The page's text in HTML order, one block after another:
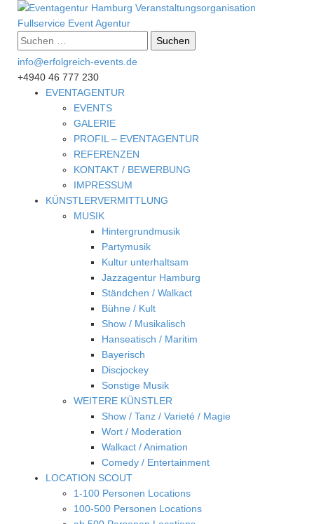
Suche
nach:
info@erfolgreich-events.de
+4940 46 777 230
EVENTAGENTUR
EVENTS
GALERIE
PROFIL – EVENTAGENTUR
REFERENZEN
KONTAKT / BEWERBUNG
IMPRESSUM
KÜNSTLERVERMITTLUNG
MUSIK
Hintergrundmusik
Partymusik
Kultur unterhaltsam
Jazzagentur Hamburg
Ständchen / Walkact
Bühne / Kult
Show / Musikalisch
Hanseatisch / Maritim
Bayerisch
Discjockey
Sonstige Musik
WEITERE KÜNSTLER
Show / Tanz / Varieté / Magie
Wort / Moderation
Walkact / Animation
Comedy / Entertainment
LOCATION SCOUT
1-100 Personen Locations
100-500 Personen Locations